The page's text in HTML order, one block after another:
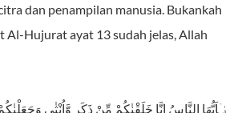
dan penampilan manusia. Bukankah
Al-Hujurat ayat 13 sudah jelas, Allah
يٰۤاَيُّهَا النَّاسُ اِنَّا خَلَقْنٰكُمْ مِّنْ ذَكَرٍ وَّاُنْثٰى